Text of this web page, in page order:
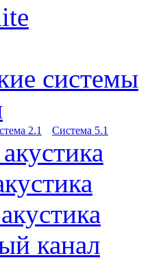
системы
2.1 Система 5.1
канал